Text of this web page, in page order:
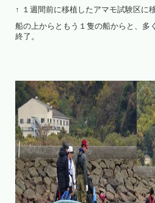
↑ １週間前に移植したアマモ試験区に
船の上からともう１隻の船からと、多
終了。